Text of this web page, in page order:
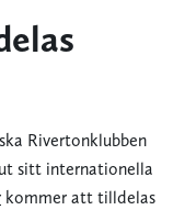
Rivertonklubben
sitt internationella
kommer att tilldelas